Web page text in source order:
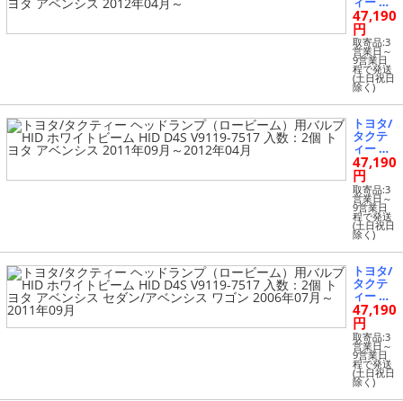
-7506 入
数：2個
トヨタ
アイシ
ス 2004
年09月
～2007
年05月
ッドラ
ンプ
（ロー
ビー
ム）用
バルブ
HID ホ
ワイト
ビーム
HID D4
S V9119
-7517 入
数：2個
トヨタ
アベン
シス 20
12年04
月～
47,190
円
取寄品:3
営業日～
9営業日
程で発送
(土日祝日
除く)
トヨタ/
タクテ
ィー ヘ
ッドラ
ンプ
（ロー
ビー
ム）用
バルブ
HID ホ
ワイト
ビーム
HID D4
S V9119
-7517 入
数：2個
トヨタ
アベン
シス 20
11年09
月～201
2年04月
47,190
円
取寄品:3
営業日～
9営業日
程で発送
(土日祝日
除く)
トヨタ/
タクテ
ィー ヘ
ッドラ
ンプ
（ロー
ビー
ム）用
バルブ
HID ホ
ワイト
47,190
円
取寄品:3
営業日～
9営業日
程で発送
(土日祝日
除く)